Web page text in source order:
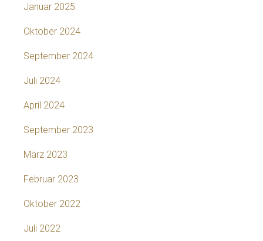
Januar 2025
Oktober 2024
September 2024
Juli 2024
April 2024
September 2023
März 2023
Februar 2023
Oktober 2022
Juli 2022